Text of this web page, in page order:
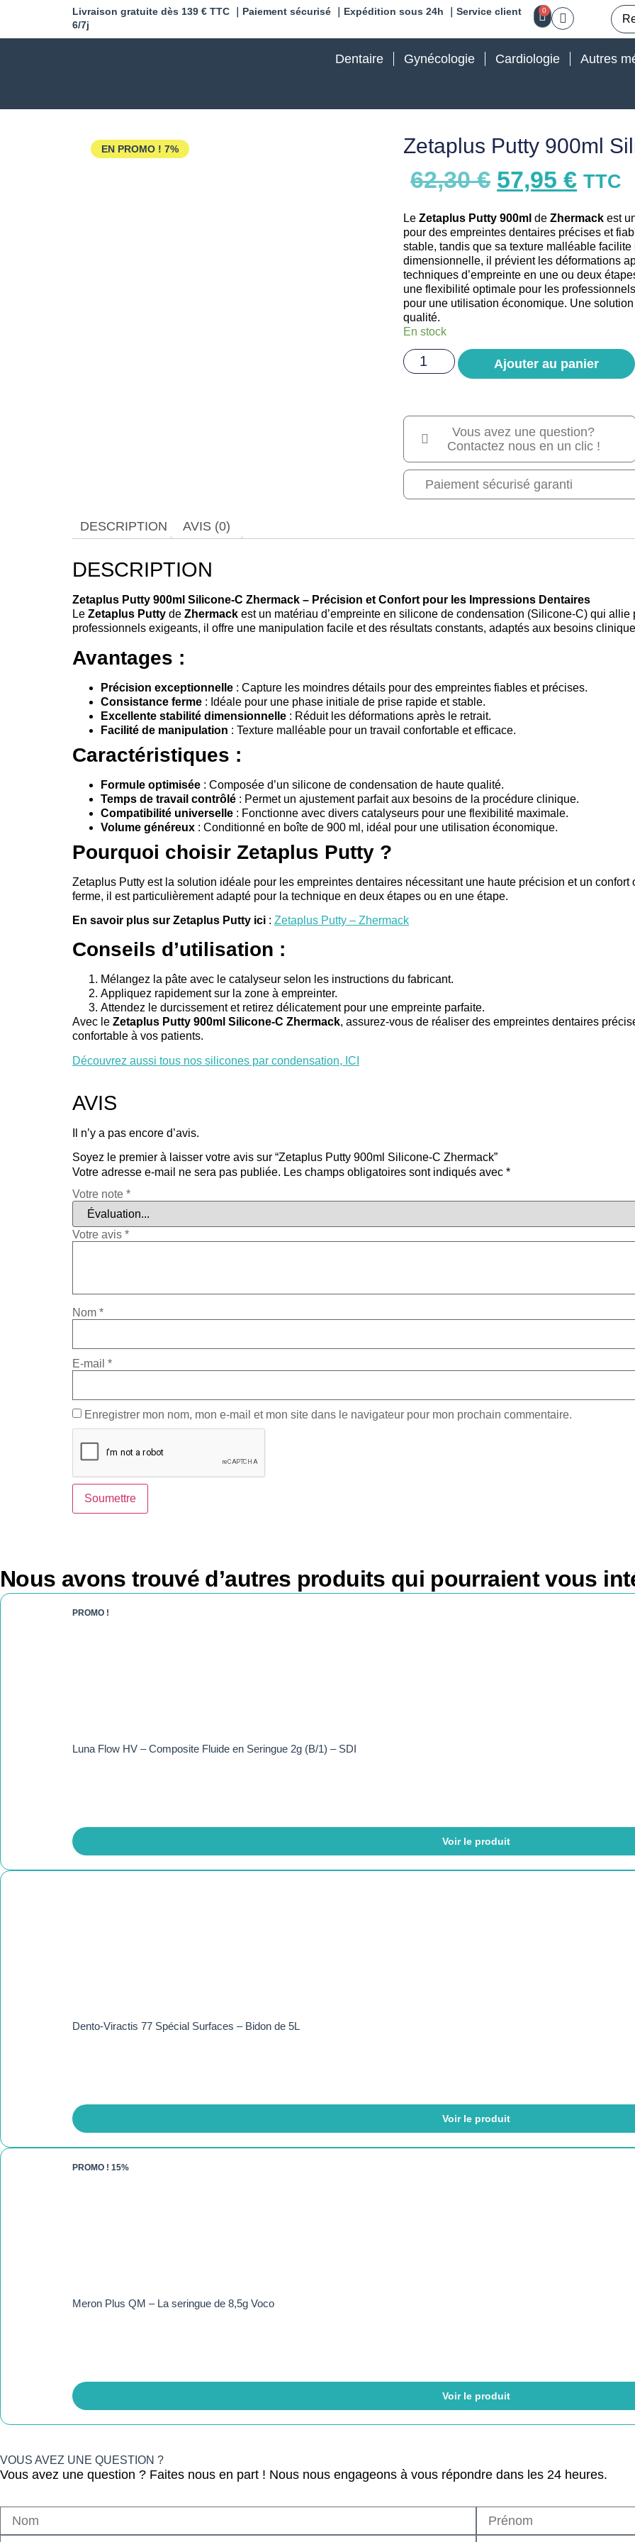
Livraison gratuite dès 139 € TTC ｜Paiement sécurisé ｜Expédition sous 24h ｜Service client
6/7j
0
Dentaire Gynécologie Cardiologie Autres
EN PROMO ! 7% Zetaplus Putty 900ml
62,30€ 57,95€ TTC
LeZetaplus Putty 900ml deZhermack est
pour des empreintes dentaires précises et
stable, tandis que sa texture malléable
dimensionnelle, il prévient les déformations
techniques d’empreinte en une ou deux
une flexibilité optimale pour les
pour une utilisation économique. Une
qualité.
En stock
Ajouter au panier
Vous avez une question?
Contactez nous en un clic !
Paiement sécurisé garanti
DESCRIPTION AVIS (0)
DESCRIPTION
Zetaplus Putty 900ml Silicone-C Zhermack – Précision et Confort pour les Impressions Dentaires
Le Zetaplus Putty de Zhermack est un matériau d’empreinte en silicone de condensation (Silicone-C) qui
professionnels exigeants, il offre une manipulation facile et des résultats constants, adaptés aux besoins
Avantages :
Précision exceptionnelle : Capture les moindres détails pour des empreintes fiables et précises.
Consistance ferme : Idéale pour une phase initiale de prise rapide et stable.
Excellente stabilité dimensionnelle : Réduit les déformations après le retrait.
Facilité de manipulation : Texture malléable pour un travail confortable et efficace.
Caractéristiques :
Formule optimisée : Composée d’un silicone de condensation de haute qualité.
Temps de travail contrôlé : Permet un ajustement parfait aux besoins de la procédure clinique.
Compatibilité universelle : Fonctionne avec divers catalyseurs pour une flexibilité maximale.
Volume généreux : Conditionné en boîte de 900 ml, idéal pour une utilisation économique.
Pourquoi choisir Zetaplus Putty ?
Zetaplus Putty est la solution idéale pour les empreintes dentaires nécessitant une haute précision et un
ferme, il est particulièrement adapté pour la technique en deux étapes ou en une étape.
En savoir plus sur Zetaplus Putty ici : Zetaplus Putty – Zhermack
Conseils d’utilisation :
Mélangez la pâte avec le catalyseur selon les instructions du fabricant.
Appliquez rapidement sur la zone à empreinter.
Attendez le durcissement et retirez délicatement pour une empreinte parfaite.
Avec le Zetaplus Putty 900ml Silicone-C Zhermack, assurez-vous de réaliser des empreintes dentaires
confortable à vos patients.
Découvrez aussi tous nos silicones par condensation, ICI
AVIS
Il n’y a pas encore d’avis.
Soyez le premier à laisser votre avis sur “Zetaplus Putty 900ml Silicone-C Zhermack”
Votre adresse e-mail ne sera pas publiée. Les champs obligatoires sont indiqués avec *
Votre note *
Votre avis *
Nom *
E-mail *
Enregistrer mon nom, mon e-mail et mon site dans le navigateur pour mon prochain commentaire.
Nous avons trouvé d’autres produits qui pourraient vous
PROMO !
Luna Flow HV – Composite Fluide en Seringue 2g (B/1) – SDI
Voir le produit
Dento-Viractis 77 Spécial Surfaces – Bidon de 5L
Voir le produit
PROMO ! 15%
Meron Plus QM – La seringue de 8,5g Voco
Voir le produit
VOUS AVEZ UNE QUESTION ?
Vous avez une question ? Faites nous en part ! Nous nous engageons à vous répondre dans les 24 heures.